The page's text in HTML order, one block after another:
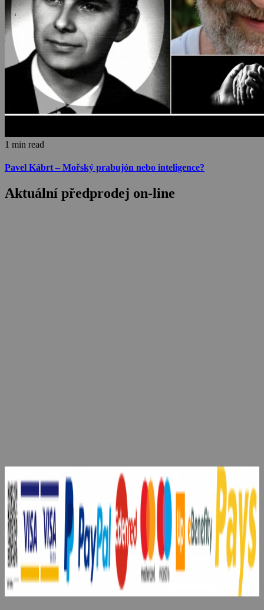
1 min read
Pavel Kábrt – Mořský prabujón nebo inteligence?
Aktuální předprodej on-line